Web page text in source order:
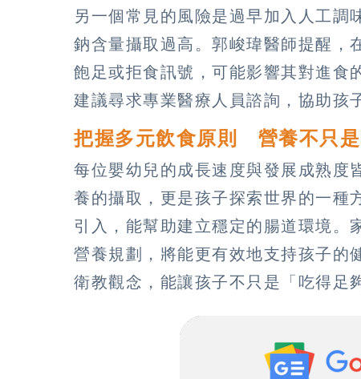
另一個常見的風險是過早加入人工調
鈉含量攝取過高。郭峻瑋醫師提醒，
飽足或拒食訊號，可能影響其對進食
建議尋求專業醫療人員諮詢，協助孩
把握多元飲食原則 營養不只
每位嬰幼兒的成長速度與發展成熟度
養的攝取，更是孩子探索世界的一種
引入，能幫助建立穩定的腸道環境。
營養規劃，將能更有效地支持孩子的
衛教觀念，能讓孩子不只是「吃得足